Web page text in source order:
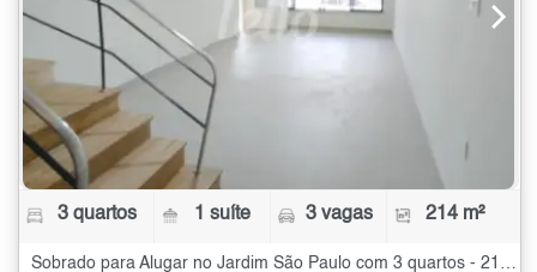
3 quartos 1 suíte 3 vagas 214 m²